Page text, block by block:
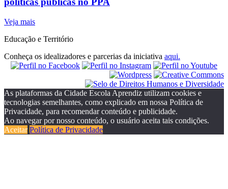
Veja mais
Educação e Território
Conheça os idealizadores e parcerias da iniciativa aqui.
As plataformas da Cidade Escola Aprendiz utilizam cookies e
tecnologias semelhantes, como explicado em nossa Política de
Privacidade, para recomendar conteúdo e publicidade.
Ao navegar por nosso conteúdo, o usuário aceita tais condições.
Aceitar Política de Privacidade